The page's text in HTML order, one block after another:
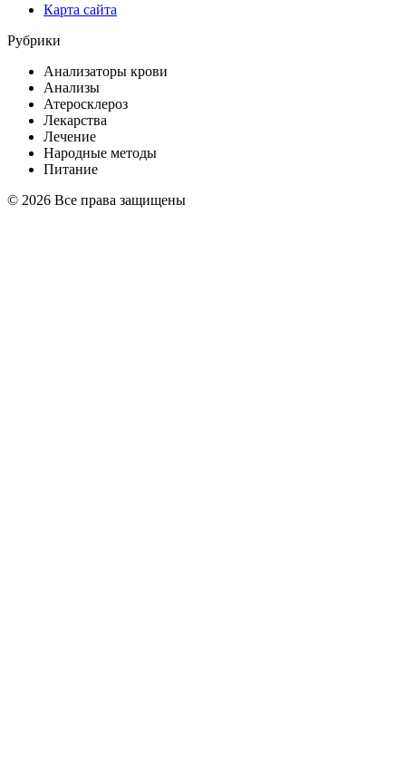
Карта сайта
Рубрики
Анализаторы крови
Анализы
Атеросклероз
Лекарства
Лечение
Народные методы
Питание
© 2026 Все права защищены